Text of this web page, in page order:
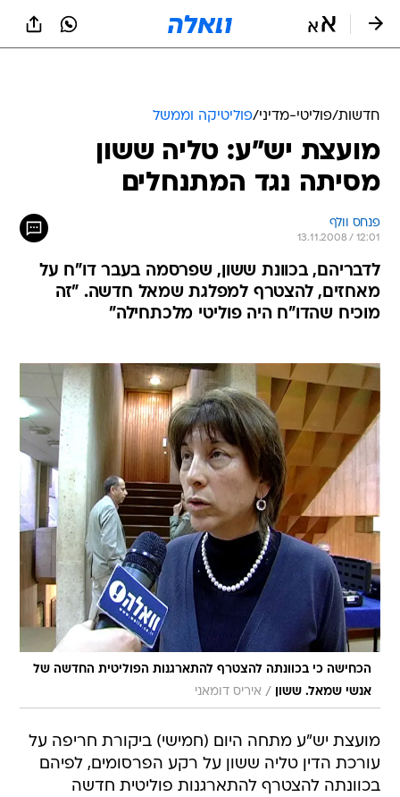
חדשות/פוליטי-מדיני/פוליטיקה וממשל
מועצת יש"ע: טליה ששון
מסיתה נגד המתנחלים
פנחס וולף
13.11.2008 / 12:01
לדבריהם, בכוונת ששון, שפרסמה בעבר דו"ח על
מאחזים, להצטרף למפלגת שמאל חדשה. "זה
מוכיח שהדו"ח היה פוליטי מלכתחילה"
הכחישה כי בכוונתה להצטרף להתארגנות הפוליטית החדשה של
אנשי שמאל. ששון
/ איריס דומאני
מועצת יש"ע מתחה היום (חמישי) ביקורת חריפה על
עורכת הדין טליה ששון על רקע הפרסומים, לפיהם
בכוונתה להצטרף להתארגנות פוליטית חדשה